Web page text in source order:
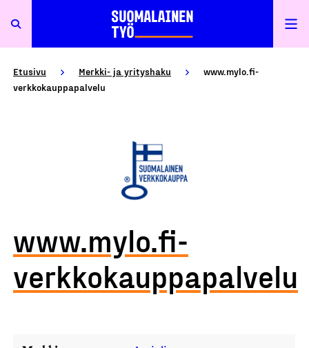
Etusivu Merkki- ja yrityshaku
www.mylo.fi-
verkkokauppapalvelu
www.mylo.fi-
verkkokauppapalvelu